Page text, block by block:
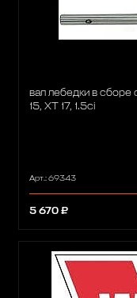
вал лебедки в сборе
15, XT 17, 1.5ci
Арт.: 69343
5 670 ₽